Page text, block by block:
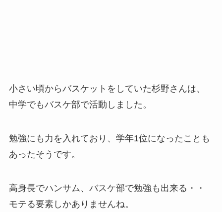
小さい頃からバスケットをしていた杉野さんは、
中学でもバスケ部で活動しました。
勉強にも力を入れており、学年1位になったことも
あったそうです。
高身長でハンサム、バスケ部で勉強も出来る・・
モテる要素しかありませんね。